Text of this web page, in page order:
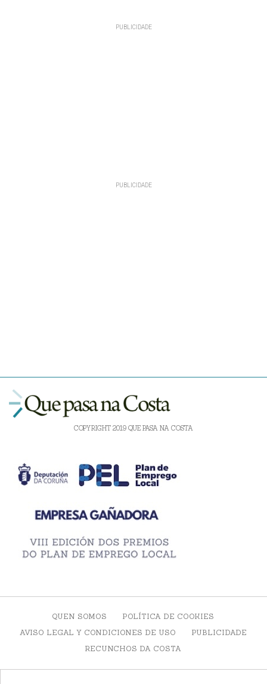
COPYRIGHT 2019 QUE PASA NA COSTA
QUEN SOMOS
POLÍTICA DE COOKIES
AVISO LEGAL Y CONDICIONES DE USO
PUBLICIDADE
RECUNCHOS DA COSTA